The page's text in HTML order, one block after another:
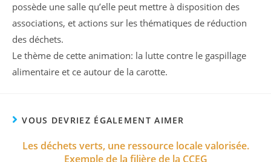
possède une salle qu’elle peut mettre à disposition des
associations, et actions sur les thématiques de réduction
des déchets.
Le thème de cette animation: la lutte contre le gaspillage
alimentaire et ce autour de la carotte.
VOUS DEVRIEZ ÉGALEMENT AIMER
Les déchets verts, une ressource locale valorisée.
Exemple de la filière de la CCEG